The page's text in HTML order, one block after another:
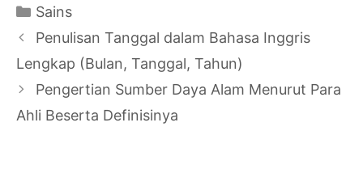
Kategori
Sains
Navigasi
Tulisan
Penulisan Tanggal dalam Bahasa Inggris
Lengkap (Bulan, Tanggal, Tahun)
Pengertian Sumber Daya Alam Menurut Para
Ahli Beserta Definisinya